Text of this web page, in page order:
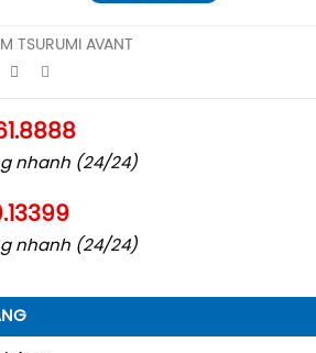
TSURUMI AVANT
nhanh (24/24)
nhanh (24/24)